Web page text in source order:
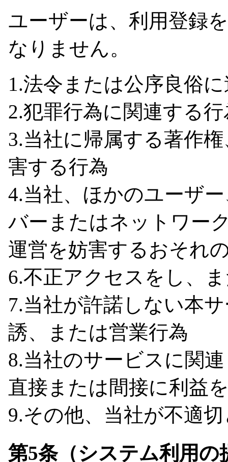
ユーザーは、利用登録
なりません。
1.法令または公序良俗
2.犯罪行為に関連する行
3.当社に帰属する著作
害する行為
4.当社、ほかのユーザ
バーまたはネットワー
運営を妨害するおそれ
6.不正アクセスをし、
7.当社が許諾しない本
誘、または営業行為
8.当社のサービスに関
直接または間接に利益
9.その他、当社が不適
第5条（システム利用の